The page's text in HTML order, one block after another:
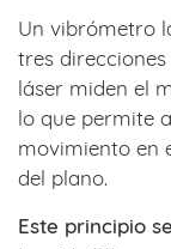
Un vibrómetro
tres direcciones
láser miden el
lo que permite
movimiento en
del plano.
Este principio